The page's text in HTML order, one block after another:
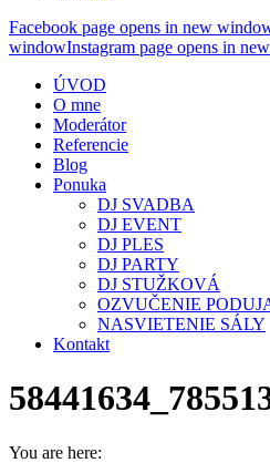
Facebook page opens in new
windowInstagram page opens in
ÚVOD
O mne
Moderátor
Referencie
Blog
Ponuka
DJ SVADBA
DJ EVENT
DJ PLES
DJ PARTY
DJ STUŽKOVÁ
OZVUČENIE
NASVIETENIE SÁLY
Kontakt
You are here: